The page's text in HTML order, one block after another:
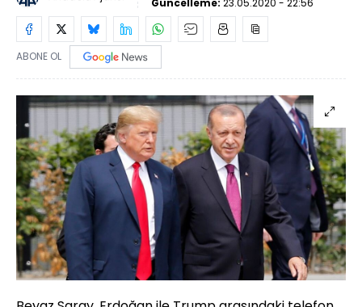
Güncelleme: 23.05.2020 - 22:56
ABONE OL